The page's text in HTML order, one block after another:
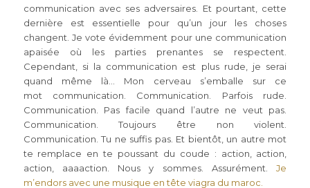
communication avec ses adversaires. Et pourtant, cette
dernière est essentielle pour qu’un jour les choses
changent. Je vote évidemment pour une communication
apaisée où les parties prenantes se respectent.
Cependant, si la communication est plus rude, je serai
quand même là… Mon cerveau s’emballe sur ce
mot communication. Communication. Parfois rude.
Communication. Pas facile quand l’autre ne veut pas.
Communication. Toujours être non violent.
Communication. Tu ne suffis pas. Et bientôt, un autre mot
te remplace en te poussant du coude : action, action,
action, aaaaction. Nous y sommes. Assurément.
Je
m’endors avec une musique en tête viagra du maroc